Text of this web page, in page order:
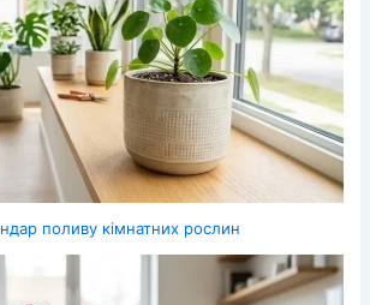
поливу кімнатних рослин